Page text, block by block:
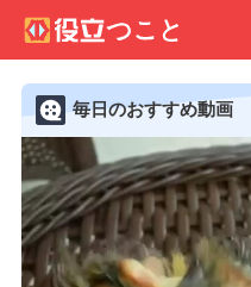
毎日のおすすめ動画